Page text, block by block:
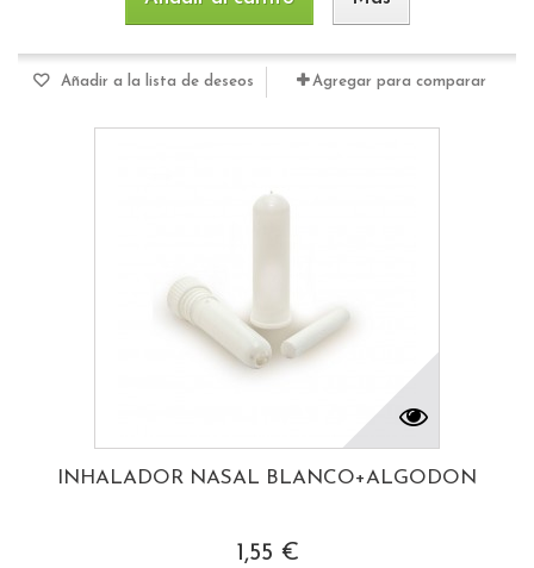
Añadir a la lista de deseos Agregar para comparar
INHALADOR NASAL BLANCO+ALGODON
1,55 €